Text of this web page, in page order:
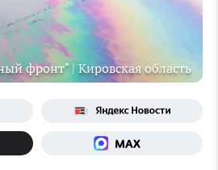
фронт" | Кировская область